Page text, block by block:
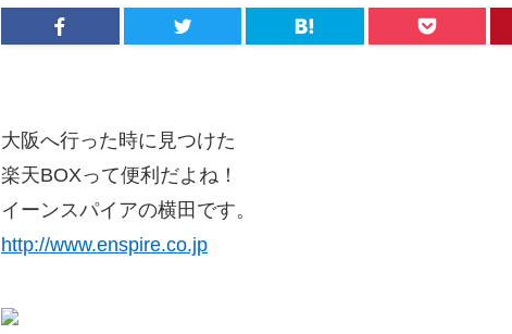
大阪へ行った時に見つけた
楽天BOXって便利だよね！
イーンスパイアの横田です。
http://www.enspire.co.jp